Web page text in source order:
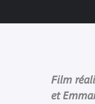
Film
et